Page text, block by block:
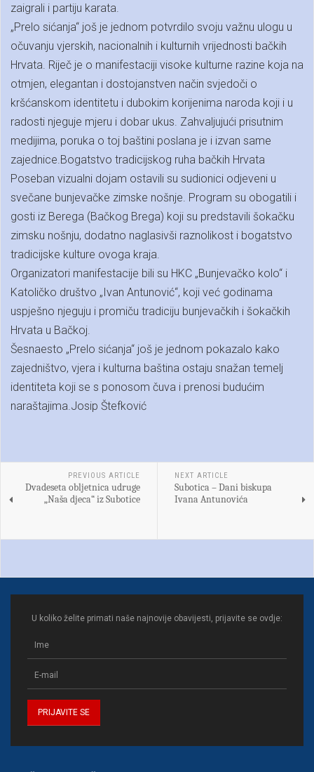
zaigrali i partiju karata.
„Prelo sićanja“ još je jednom potvrdilo svoju važnu ulogu u
očuvanju vjerskih, nacionalnih i kulturnih vrijednosti bačkih
Hrvata. Riječ je o manifestaciji visoke kulturne razine koja na
otmjen, elegantan i dostojanstven način svjedoči o
kršćanskom identitetu i dubokim korijenima naroda koji i u
radosti njeguje mjeru i dobar ukus. Zahvaljujući prisutnim
medijima, poruka o toj baštini poslana je i izvan same
zajednice.Bogatstvo tradicijskog ruha bačkih Hrvata
Poseban vizualni dojam ostavili su sudionici odjeveni u
svečane bunjevačke zimske nošnje. Program su obogatili i
gosti iz Berega (Bačkog Brega) koji su predstavili šokačku
zimsku nošnju, dodatno naglasivši raznolikost i bogatstvo
tradicijske kulture ovoga kraja.
Organizatori manifestacije bili su HKC „Bunjevačko kolo“ i
Katoličko društvo „Ivan Antunović“, koji već godinama
uspješno njeguju i promiču tradiciju bunjevačkih i šokačkih
Hrvata u Bačkoj.
Šesnaesto „Prelo sićanja“ još je jednom pokazalo kako
zajedništvo, vjera i kulturna baština ostaju snažan temelj
identiteta koji se s ponosom čuva i prenosi budućim
naraštajima.Josip Štefković
PREVIOUS ARTICLE
Dvadeseta obljetnica udruge
„Naša djeca“ iz Subotice
NEXT ARTICLE
Subotica – Dani biskupa
Ivana Antunovića
U koliko želite primati naše najnovije obavijesti, prijavite se ovdje: